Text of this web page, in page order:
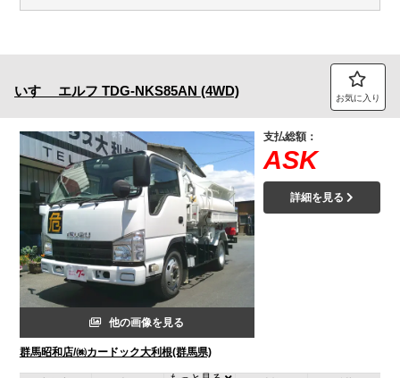
いすゞ エルフ TDG-NKS85AN (4WD) お気に入り
他の画像を見る
群馬昭和店/㈱カードック大利根(群馬県)
支払総額：
ASK
詳細を見る